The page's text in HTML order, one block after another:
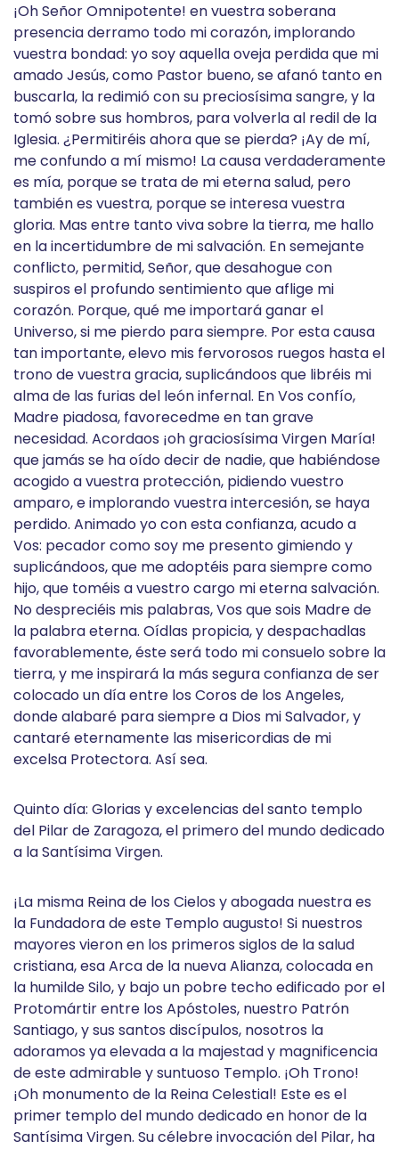
¡Oh Señor Omnipotente! en vuestra soberana
presencia derramo todo mi corazón, implorando
vuestra bondad: yo soy aquella oveja perdida que mi
amado Jesús, como Pastor bueno, se afanó tanto en
buscarla, la redimió con su preciosísima sangre, y la
tomó sobre sus hombros, para volverla al redil de la
Iglesia. ¿Permitiréis ahora que se pierda? ¡Ay de mí,
me confundo a mí mismo! La causa verdaderamente
es mía, porque se trata de mi eterna salud, pero
también es vuestra, porque se interesa vuestra
gloria. Mas entre tanto viva sobre la tierra, me hallo
en la incertidumbre de mi salvación. En semejante
conflicto, permitid, Señor, que desahogue con
suspiros el profundo sentimiento que aflige mi
corazón. Porque, qué me importará ganar el
Universo, si me pierdo para siempre. Por esta causa
tan importante, elevo mis fervorosos ruegos hasta el
trono de vuestra gracia, suplicándoos que libréis mi
alma de las furias del león infernal. En Vos confío,
Madre piadosa, favorecedme en tan grave
necesidad. Acordaos ¡oh graciosísima Virgen María!
que jamás se ha oído decir de nadie, que habiéndose
acogido a vuestra protección, pidiendo vuestro
amparo, e implorando vuestra intercesión, se haya
perdido. Animado yo con esta confianza, acudo a
Vos: pecador como soy me presento gimiendo y
suplicándoos, que me adoptéis para siempre como
hijo, que toméis a vuestro cargo mi eterna salvación.
No despreciéis mis palabras, Vos que sois Madre de
la palabra eterna. Oídlas propicia, y despachadlas
favorablemente, éste será todo mi consuelo sobre la
tierra, y me inspirará la más segura confianza de ser
colocado un día entre los Coros de los Angeles,
donde alabaré para siempre a Dios mi Salvador, y
cantaré eternamente las misericordias de mi
excelsa Protectora. Así sea.
Quinto día: Glorias y excelencias del santo templo
del Pilar de Zaragoza, el primero del mundo dedicado
a la Santísima Virgen.
¡La misma Reina de los Cielos y abogada nuestra es
la Fundadora de este Templo augusto! Si nuestros
mayores vieron en los primeros siglos de la salud
cristiana, esa Arca de la nueva Alianza, colocada en
la humilde Silo, y bajo un pobre techo edificado por el
Protomártir entre los Apóstoles, nuestro Patrón
Santiago, y sus santos discípulos, nosotros la
adoramos ya elevada a la majestad y magnificencia
de este admirable y suntuoso Templo. ¡Oh Trono!
¡Oh monumento de la Reina Celestial! Este es el
primer templo del mundo dedicado en honor de la
Santísima Virgen. Su célebre invocación del Pilar, ha